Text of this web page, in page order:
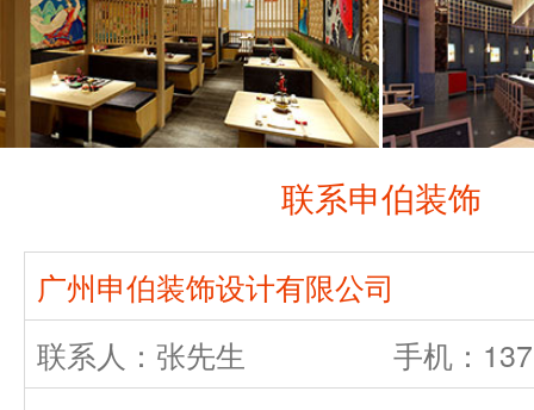
联系申伯装饰
广州申伯装饰设计有限公司
联系人：张先生
手机：